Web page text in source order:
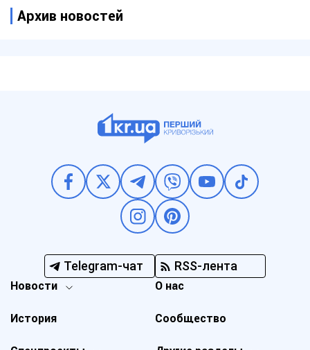
Архив новостей
Telegram-чат RSS-лента
Новости
История
О нас
Сообщество